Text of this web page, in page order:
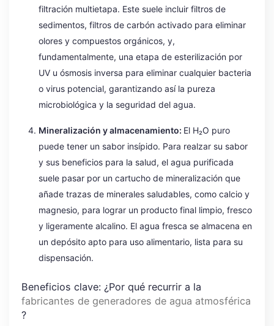
filtración multietapa. Este suele incluir filtros de
sedimentos, filtros de carbón activado para eliminar
olores y compuestos orgánicos, y,
fundamentalmente, una etapa de esterilización por
UV u ósmosis inversa para eliminar cualquier bacteria
o virus potencial, garantizando así la pureza
microbiológica y la seguridad del agua.
Mineralización y almacenamiento: El H₂O puro
puede tener un sabor insípido. Para realzar su sabor
y sus beneficios para la salud, el agua purificada
suele pasar por un cartucho de mineralización que
añade trazas de minerales saludables, como calcio y
magnesio, para lograr un producto final limpio, fresco
y ligeramente alcalino. El agua fresca se almacena en
un depósito apto para uso alimentario, lista para su
dispensación.
Beneficios clave: ¿Por qué recurrir a la
fabricantes de generadores de agua atmosférica
?